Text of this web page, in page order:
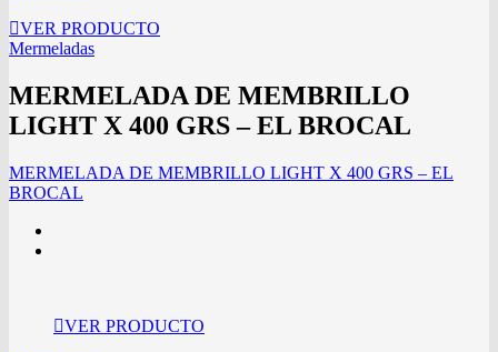
VER PRODUCTO
Mermeladas
MERMELADA DE MEMBRILLO
LIGHT X 400 GRS – EL BROCAL
MERMELADA DE MEMBRILLO LIGHT X 400 GRS – EL
BROCAL
VER PRODUCTO